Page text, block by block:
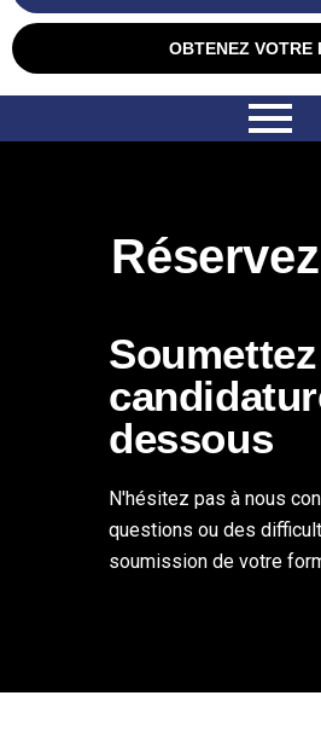
OBTENEZ VOTRE
dessous
N'hésitez pas à nous
questions ou des
soumission de votre